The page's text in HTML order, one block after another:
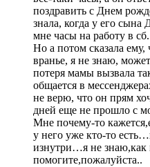
поздравить с Днем
знала, когда у его сына
мне часы на работу в
Но а потом сказала
вранье, я не знаю,
потеря мамы вызвала
общается в
не верю, что он прям
дней еще не прошло с
Мне почему-то
у него уже кто-то
изнутри…я не
помогите,пожалуйста..